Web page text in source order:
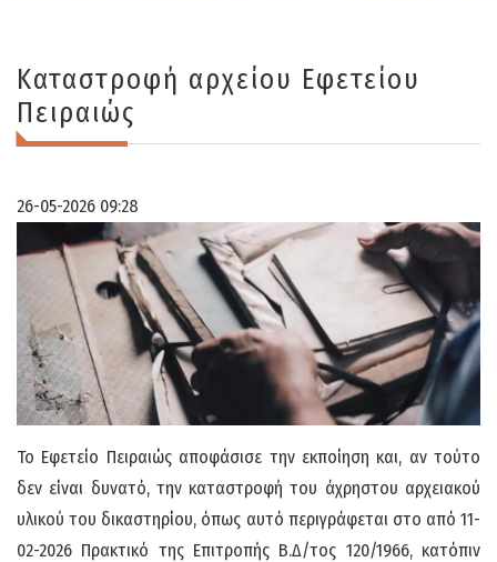
Καταστροφή αρχείου Εφετείου
Πειραιώς
26-05-2026 09:28
Το Εφετείο Πειραιώς αποφάσισε την εκποίηση και, αν τούτο
δεν είναι δυνατό, την καταστροφή του άχρηστου αρχειακού
υλικού του δικαστηρίου, όπως αυτό περιγράφεται στο από 11-
02-2026 Πρακτικό της Επιτροπής Β.Δ/τος 120/1966, κατόπιν